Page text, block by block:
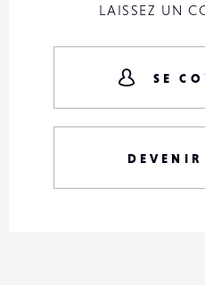
LAISSEZ UN
SE
DEVENIR